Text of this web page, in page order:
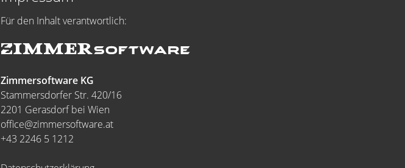
Für den Inhalt verantwortlich:
Zimmersoftware KG
Stammersdorfer Str. 420/16
2201 Gerasdorf bei Wien
office@zimmersoftware.at
+43 2246 5 1212